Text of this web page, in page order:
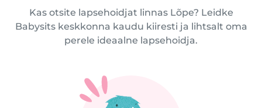
Kas otsite lapsehoidjat linnas Lõpe? Leidke
Babysits keskkonna kaudu kiiresti ja lihtsalt oma
perele ideaalne lapsehoidja.